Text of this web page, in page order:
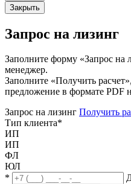
Закрыть
Запрос на лизинг
Заполните форму «Запрос на
менеджер.
Заполните «Получить
предложение в формате PDF
Запрос на лизинг Получить
Тип клиента*
ИП
ИП
ФЛ
ЮЛ
*